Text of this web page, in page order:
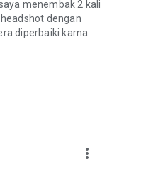
menembak 2 kali
dengan
diperbaiki karna
more_vert